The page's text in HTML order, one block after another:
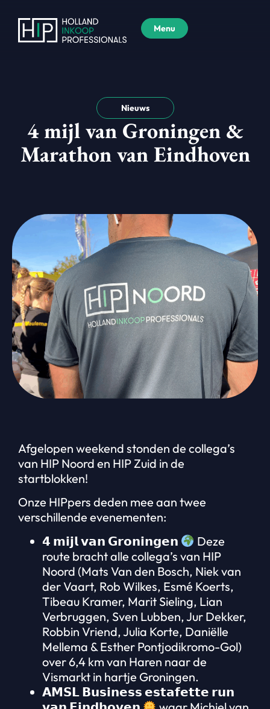
Menu
Nieuws
4 mijl van Groningen &
Marathon van Eindhoven
Afgelopen weekend stonden de collega’s
van HIP Noord en HIP Zuid in de
startblokken!
Onze HIPpers deden mee aan twee
verschillende evenementen:
𝟰 𝗺𝗶𝗷𝗹 𝘃𝗮𝗻 𝗚𝗿𝗼𝗻𝗶𝗻𝗴𝗲𝗻
Deze
route bracht alle collega’s van HIP
Noord (Mats Van den Bosch, Niek van
der Vaart, Rob Wilkes, Esmé Koerts,
Tibeau Kramer, Marit Sieling, Lian
Verbruggen, Sven Lubben, Jur Dekker,
Robbin Vriend, Julia Korte, Daniëlle
Mellema & Esther Pontjodikromo-Gol)
over 6,4 km van Haren naar de
Vismarkt in hartje Groningen.
𝗔𝗠𝗦𝗟 𝗕𝘂𝘀𝗶𝗻𝗲𝘀𝘀 𝗲𝘀𝘁𝗮𝗳𝗲𝘁𝘁𝗲 𝗿𝘂𝗻